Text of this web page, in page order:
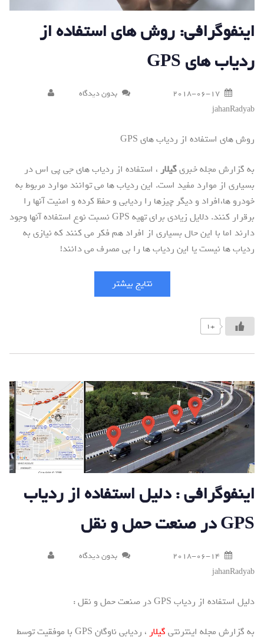
اینفوگرافی: روش های استفاده از
ردیاب های GPS
2018-06-17
بدون دیدگاه
jahanRadyab
روش های استفاده از ردیاب های GPS
به گزارش مجله خبریگیلار، استفاده از ردیاب های جی پی اس در
بسیاری از موارد مفید است. این ردیاب ها می توانند موارد مربوط به
خودرو ها،افراد و دیگر چیزها را ردیابی و حفظ کرده و امنیت آنها را
برقرار کنند. دلایل زیادی برای تهیه GPS نسبت نوع استفاده آنها وجود
دارند اما با این حال بسیاری از افراد هم فکر می کنند که نیازی به
ردیاب ها نیست یا این ردیاب ها را بی مصرف می دانند!
نتایج بیشتر
+1
اینفوگرافی : دلیل استفاده از ردیاب
GPS در صنعت حمل و نقل
2018-06-14
بدون دیدگاه
jahanRadyab
دلیل استفاده از ردیاب GPS در صنعت حمل و نقل :
به گزارش مجله اینترنتی گیلار
، ردیابی ناوگان GPS با موفقیت توسط